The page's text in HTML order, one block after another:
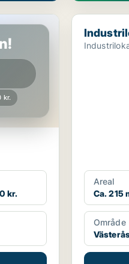
kr.
kr.
Industrilokal
Areal
Ca. 215
Område